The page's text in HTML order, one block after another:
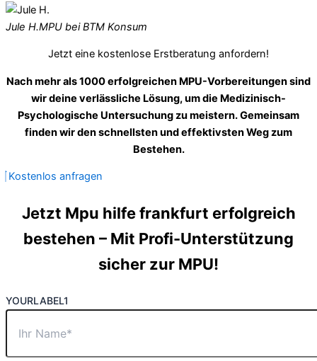
Jule H.MPU bei BTM Konsum
Jetzt eine kostenlose Erstberatung anfordern!
Nach mehr als 1000 erfolgreichen MPU-Vorbereitungen sind
wir deine verlässliche Lösung, um die Medizinisch-
Psychologische Untersuchung zu meistern. Gemeinsam
finden wir den schnellsten und effektivsten Weg zum
Bestehen.
Kostenlos anfragen
Jetzt Mpu hilfe frankfurt erfolgreich
bestehen – Mit Profi-Unterstützung
sicher zur MPU!
YOURLABEL1